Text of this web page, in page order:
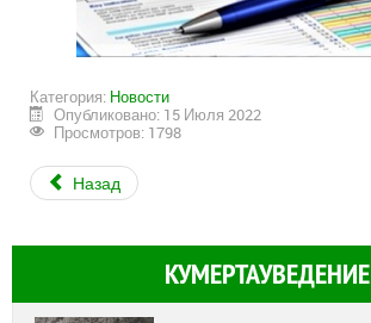
Категория: Новости
Опубликовано: 15 Июля 2022
Просмотров: 1798
Назад
КУМЕРТАУВЕДЕНИЕ